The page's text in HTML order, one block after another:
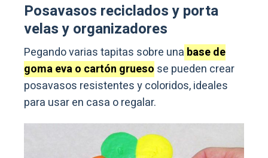
Posavasos reciclados y porta
velas y organizadores
Pegando varias tapitas sobre una base de
goma eva o cartón grueso se pueden crear
posavasos resistentes y coloridos, ideales
para usar en casa o regalar.